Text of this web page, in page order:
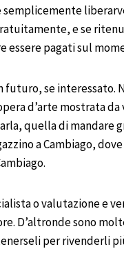
e se
pagati sul
se interessato.
d’arte mostrata da
quella di mandare
a Cambiago,
o valutazione e
D’altronde sono
per rivenderli